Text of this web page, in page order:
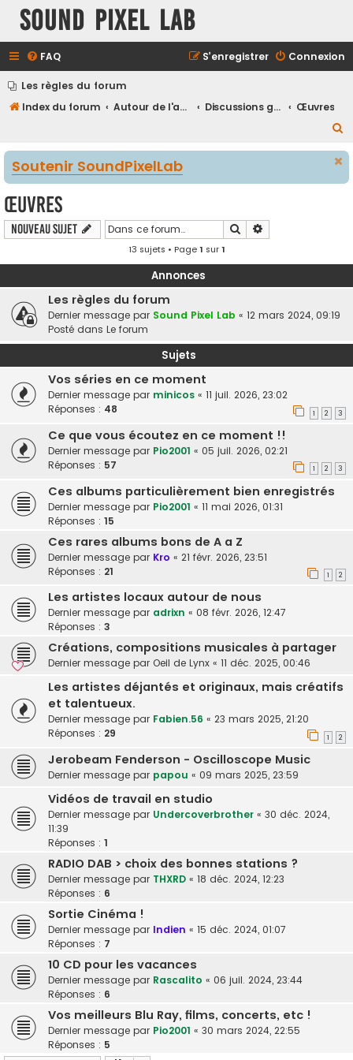
Sound Pixel Lab
FAQ Connexion
S’enregistrer
Les règles du forum
Index du forum
Autour de l'audio-vidéo Discussions générales
Œuvres
e
e
Soutenir SoundPixelLab
Œuvres
Nouveau sujet Rechercher
13 sujets • Page1 sur1
Annonces
Les règles du forum
Dernier message par Sound Pixel Lab « 12 mars 2024, 09:19
Posté dans Le forum
Sujets
Vos séries en ce moment
Dernier message par minicos « 11 juil. 2026, 23:02
Réponses : 48 1 2 3
Ce que vous écoutez en ce moment !!
Dernier message par Pio2001 « 05 juil. 2026, 02:21
Réponses : 57 1 2 3
Ces albums particulièrement bien enregistrés
Dernier message par Pio2001 « 11 mai 2026, 01:31
Réponses : 15
Ces rares albums bons de A a Z
Dernier message par Kro « 21 févr. 2026, 23:51
Réponses : 21 1 2
Les artistes locaux autour de nous
Dernier message par adrixn « 08 févr. 2026, 12:47
Réponses : 3
Créations, compositions musicales à partager
Dernier message par Oeil de Lynx « 11 déc. 2025, 00:46
Les artistes déjantés et originaux, mais créatifs
et talentueux.
Dernier message par Fabien.56 « 23 mars 2025, 21:20
Réponses : 29 1 2
Jerobeam Fenderson - Oscilloscope Music
Dernier message par papou « 09 mars 2025, 23:59
Vidéos de travail en studio
Dernier message par Undercoverbrother « 30 déc. 2024,
11:39
Réponses : 1
RADIO DAB > choix des bonnes stations ?
Dernier message par THXRD « 18 déc. 2024, 12:23
Réponses : 6
Sortie Cinéma !
Dernier message par Indien « 15 déc. 2024, 01:07
Réponses : 7
10 CD pour les vacances
Dernier message par Rascalito « 06 juil. 2024, 23:44
Réponses : 6
Vos meilleurs Blu Ray, films, concerts, etc !
Dernier message par Pio2001 « 30 mars 2024, 22:55
Réponses : 5